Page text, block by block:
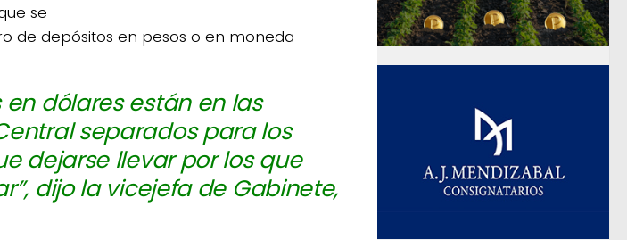
se
de depósitos en pesos o en moneda
en dólares están en las
separados para los
dejarse llevar por los que
dijo la vicejefa de Gabinete,